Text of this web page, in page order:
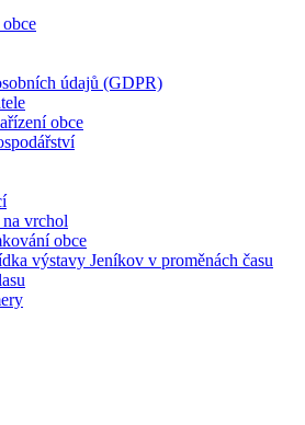
údajů (GDPR)
obce
vrchol
obce
výstavy Jeníkov v proměnách času